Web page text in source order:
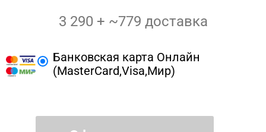
3 290 + ~779 доставка
Банковская карта Онлайн
(MasterCard,Visa,Мир)